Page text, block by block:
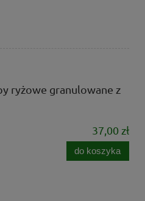
ryżowe granulowane z
37,00 zł
do koszyka